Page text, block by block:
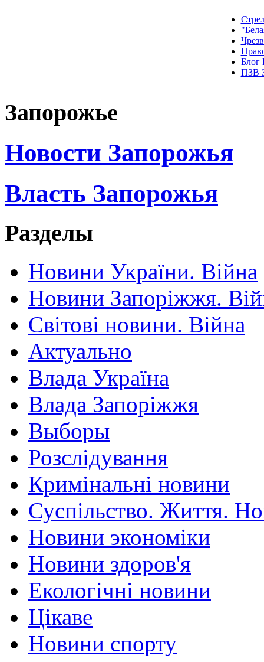
Блог
ПЗВ
Запорожье
Новости Запорожья
Власть Запорожья
Разделы
Новини України. Війна
Новини Запоріжжя.
Світові новини. Війна
Актуально
Влада Україна
Влада Запоріжжя
Выборы
Розслідування
Кримінальні новини
Суспільство. Життя.
Новини экономіки
Новини здоров'я
Екологічні новини
Цікаве
Новини спорту